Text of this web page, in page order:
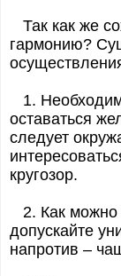
Так как же
гармонию?
1.
оставаться
следует
кругозор.
2. Как можно
допускайте
напротив –